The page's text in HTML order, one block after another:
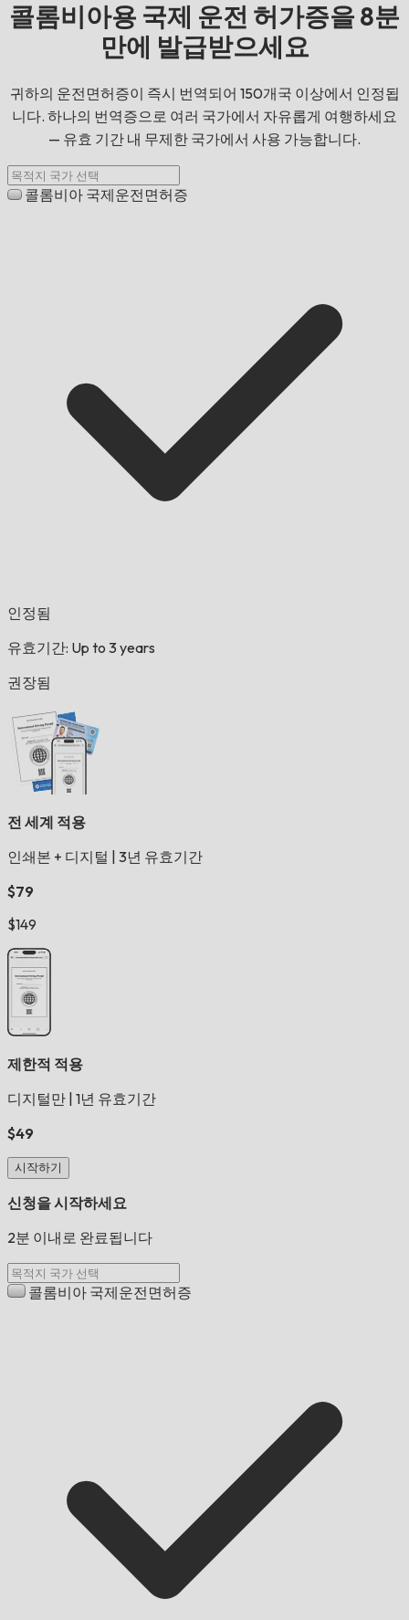
콜롬비아용 국제 운전 허가증을 8분
만에 발급받으세요
귀하의 운전면허증이 즉시 번역되어 150개국 이상에서 인정됩
니다. 하나의 번역증으로 여러 국가에서 자유롭게 여행하세요
— 유효 기간 내 무제한 국가에서 사용 가능합니다.
콜롬비아 국제운전면허증
인정됨
유효기간: Up to 3 years
권장됨
전 세계 적용
인쇄본 + 디지털
3년 유효기간
$79
$149
제한적 적용
디지털만 1년 유효기간
$49
시작하기
신청을 시작하세요
2분 이내로 완료됩니다
콜롬비아 국제운전면허증